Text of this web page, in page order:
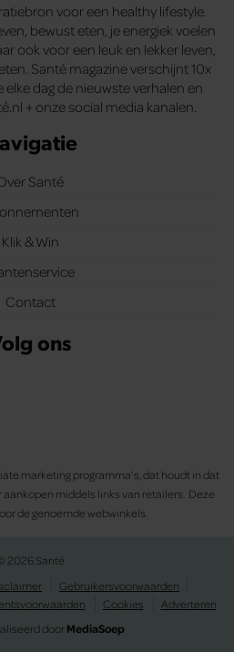
voor een healthy lifestyle.
bewust eten, je energiek voelen
ook voor een leuk en lekker leven,
Santé magazine verschijnt 10x
elke dag de nieuwste verhalen en
+ onze social media kanalen.
Santé
Klik & Win
Contact
ons
marketing programma’s, dat houdt in dat
middels links van retailers. Deze
de genoemde webwinkels.
2026 Santé
Gebruikersvoorwaarden
Cookies
Adverteren
doorMediaSoep